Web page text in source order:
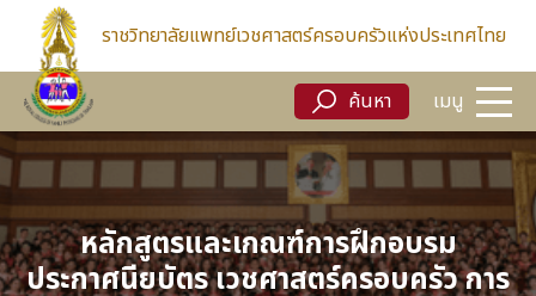
ราชวิทยาลัยแพทย์เวชศาสตร์ครอบครัวแห่งประเทศไทย
ค้นหา เมนู
ค้นหา
หลักสูตรและเกณฑ์การฝึกอบรม
ประกาศนียบัตร เวชศาสตร์ครอบครัว การ